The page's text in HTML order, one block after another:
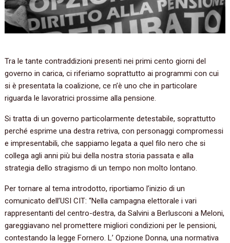
Tra le tante contraddizioni presenti nei primi cento giorni del
governo in carica, ci riferiamo soprattutto ai programmi con cui
si è presentata la coalizione, ce n’è uno che in particolare
riguarda le lavoratrici prossime alla pensione.
Si tratta di un governo particolarmente detestabile, soprattutto
perché esprime una destra retriva, con personaggi compromessi
e impresentabili, che sappiamo legata a quel filo nero che si
collega agli anni più bui della nostra storia passata e alla
strategia dello stragismo di un tempo non molto lontano.
Per tornare al tema introdotto, riportiamo l’inizio di un
comunicato dell’USI CIT: “Nella campagna elettorale i vari
rappresentanti del centro-destra, da Salvini a Berlusconi a Meloni,
gareggiavano nel promettere migliori condizioni per le pensioni,
contestando la legge Fornero. L’ Opzione Donna, una normativa